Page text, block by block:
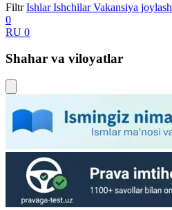
Filtr Ishlar Ishchilar Vakansiya joylash
0
RU 0
Shahar va viloyatlar